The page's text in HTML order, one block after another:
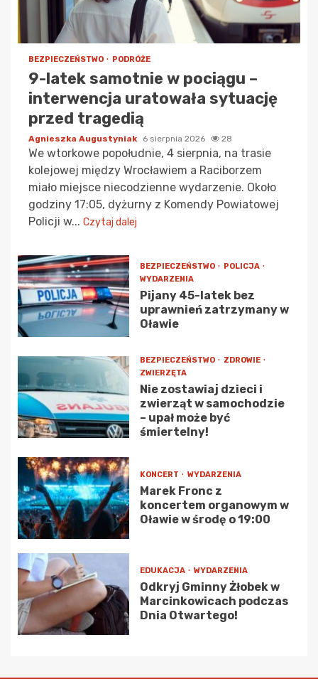
BEZPIECZEŃSTWO PODRÓŻE
9-latek samotnie w pociągu –
interwencja uratowała sytuację
przed tragedią
Agnieszka Augustyniak 6 sierpnia 2026 28
We wtorkowe popołudnie, 4 sierpnia, na trasie
kolejowej między Wrocławiem a Raciborzem
miało miejsce niecodzienne wydarzenie. Około
godziny 17:05, dyżurny z Komendy Powiatowej
Policji w... Czytaj dalej
BEZPIECZEŃSTWO
POLICJA
WYDARZENIA
Pijany 45-latek bez
uprawnień zatrzymany w
Oławie
BEZPIECZEŃSTWO
ZDROWIE
ZWIERZĘTA
Nie zostawiaj dzieci i
zwierząt w samochodzie
– upał może być
śmiertelny!
KONCERT WYDARZENIA
Marek Fronc z
koncertem organowym w
Oławie w środę o 19:00
EDUKACJA WYDARZENIA
Odkryj Gminny Żłobek w
Marcinkowicach podczas
Dnia Otwartego!